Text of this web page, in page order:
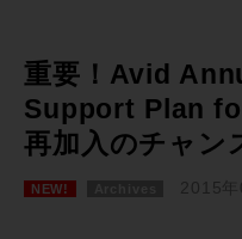
重要！Avid
Support Plan
再加入のチャン
NEW! 2015年